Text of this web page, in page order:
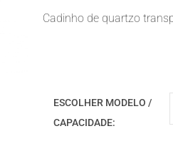
Cadinho de quartzo
ESCOLHER MODELO /
CAPACIDADE: